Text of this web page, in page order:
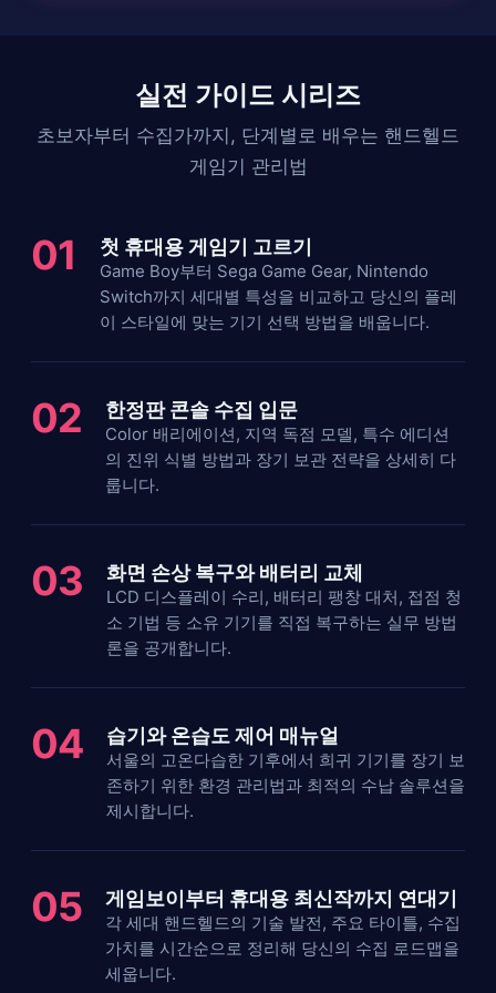
실전 가이드 시리즈
초보자부터 수집가까지, 단계별로 배우는 핸드헬드
게임기 관리법
01 첫 휴대용 게임기 고르기
Game Boy부터 Sega Game Gear, Nintendo
Switch까지 세대별 특성을 비교하고 당신의 플레
이 스타일에 맞는 기기 선택 방법을 배웁니다.
02 한정판 콘솔 수집 입문
Color 배리에이션, 지역 독점 모델, 특수 에디션
의 진위 식별 방법과 장기 보관 전략을 상세히 다
룹니다.
03 화면 손상 복구와 배터리 교체
LCD 디스플레이 수리, 배터리 팽창 대처, 접점 청
소 기법 등 소유 기기를 직접 복구하는 실무 방법
론을 공개합니다.
04 습기와 온습도 제어 매뉴얼
서울의 고온다습한 기후에서 희귀 기기를 장기 보
존하기 위한 환경 관리법과 최적의 수납 솔루션을
제시합니다.
05 게임보이부터 휴대용 최신작까지 연대기
각 세대 핸드헬드의 기술 발전, 주요 타이틀, 수집
가치를 시간순으로 정리해 당신의 수집 로드맵을
세웁니다.